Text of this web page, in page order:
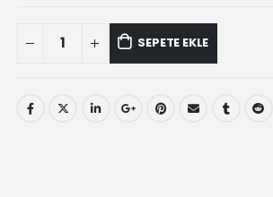
Osmanlı
Akış
SEPETE EKLE